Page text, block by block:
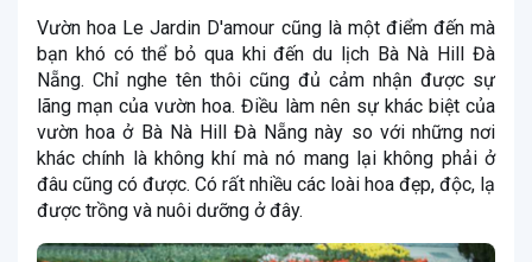
Vườn hoa Le Jardin D'amour cũng là một điểm đến mà
bạn khó có thể bỏ qua khi đến du lịch Bà Nà Hill Đà
Nẵng. Chỉ nghe tên thôi cũng đủ cảm nhận được sự
lãng mạn của vườn hoa. Điều làm nên sự khác biệt của
vườn hoa ở Bà Nà Hill Đà Nẵng này so với những nơi
khác chính là không khí mà nó mang lại không phải ở
đâu cũng có được. Có rất nhiều các loài hoa đẹp, độc, lạ
được trồng và nuôi dưỡng ở đây.